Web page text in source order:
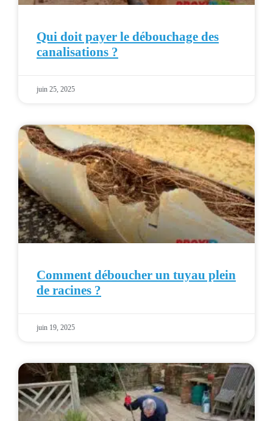
Qui doit payer le débouchage des
canalisations ?
juin 25, 2025
Comment déboucher un tuyau plein
de racines ?
juin 19, 2025